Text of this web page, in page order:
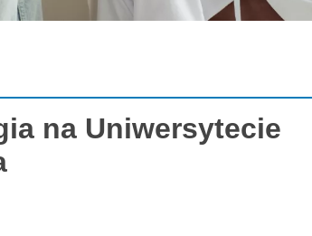
na Uniwersytecie